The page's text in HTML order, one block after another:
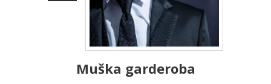
Muška garderoba